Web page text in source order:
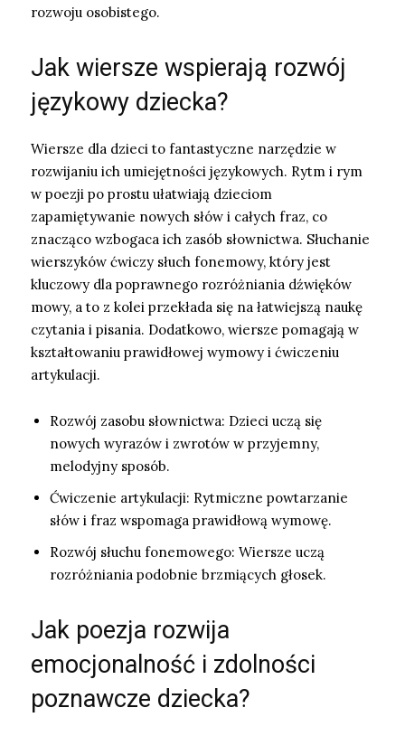
rozwoju osobistego.
Jak wiersze wspierają rozwój
językowy dziecka?
Wiersze dla dzieci to fantastyczne narzędzie w
rozwijaniu ich umiejętności językowych. Rytm i rym
w poezji po prostu ułatwiają dzieciom
zapamiętywanie nowych słów i całych fraz, co
znacząco wzbogaca ich zasób słownictwa. Słuchanie
wierszyków ćwiczy słuch fonemowy, który jest
kluczowy dla poprawnego rozróżniania dźwięków
mowy, a to z kolei przekłada się na łatwiejszą naukę
czytania i pisania. Dodatkowo, wiersze pomagają w
kształtowaniu prawidłowej wymowy i ćwiczeniu
artykulacji.
Rozwój zasobu słownictwa: Dzieci uczą się
nowych wyrazów i zwrotów w przyjemny,
melodyjny sposób.
Ćwiczenie artykulacji: Rytmiczne powtarzanie
słów i fraz wspomaga prawidłową wymowę.
Rozwój słuchu fonemowego: Wiersze uczą
rozróżniania podobnie brzmiących głosek.
Jak poezja rozwija
emocjonalność i zdolności
poznawcze dziecka?